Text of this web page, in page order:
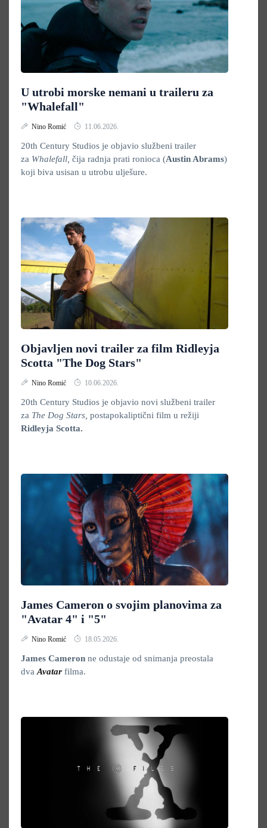
U utrobi morske nemani u traileru za
"Whalefall"
Nino Romić 11.06.2026.
20th Century Studios je objavio službeni trailer
za Whalefall, čija radnja prati ronioca (Austin Abrams)
koji biva usisan u utrobu ulješure.
Objavljen novi trailer za film Ridleyja
Scotta "The Dog Stars"
Nino Romić 10.06.2026.
20th Century Studios je objavio novi službeni trailer
za The Dog Stars, postapokaliptični film u režiji
Ridleyja Scotta.
James Cameron o svojim planovima za
"Avatar 4" i "5"
Nino Romić 18.05.2026.
James Cameron ne odustaje od snimanja preostala
dva Avatar filma.